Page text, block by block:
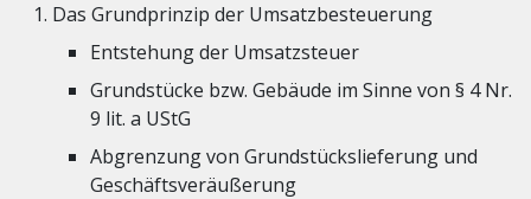
Das Grundprinzip der Umsatzbesteuerung
Entstehung der Umsatzsteuer
Grundstücke bzw. Gebäude im Sinne von § 4 Nr.
9 lit. a UStG
Abgrenzung von Grundstückslieferung und
Geschäftsveräußerung